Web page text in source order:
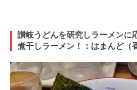
讃岐うどんを研究しラーメンに
煮干しラーメン！：はまんど（